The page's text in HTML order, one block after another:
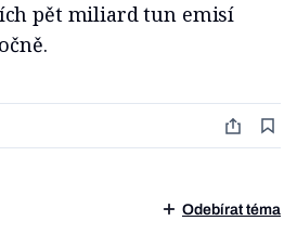
pět miliard tun emisí
Odebírat téma